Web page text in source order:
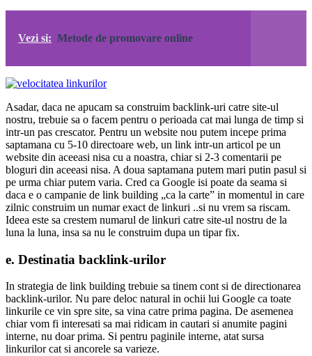
Vezi si: Metode de promovare online
Asadar, daca ne apucam sa construim backlink-uri catre site-ul
nostru, trebuie sa o facem pentru o perioada cat mai lunga de timp si
intr-un pas crescator. Pentru un website nou putem incepe prima
saptamana cu 5-10 directoare web, un link intr-un articol pe un
website din aceeasi nisa cu a noastra, chiar si 2-3 comentarii pe
bloguri din aceeasi nisa. A doua saptamana putem mari putin pasul si
pe urma chiar putem varia. Cred ca Google isi poate da seama si
daca e o campanie de link building „ca la carte” in momentul in care
zilnic construim un numar exact de linkuri ..si nu vrem sa riscam.
Ideea este sa crestem numarul de linkuri catre site-ul nostru de la
luna la luna, insa sa nu le construim dupa un tipar fix.
e. Destinatia backlink-urilor
In strategia de link building trebuie sa tinem cont si de directionarea
backlink-urilor. Nu pare deloc natural in ochii lui Google ca toate
linkurile ce vin spre site, sa vina catre prima pagina. De asemenea
chiar vom fi interesati sa mai ridicam in cautari si anumite pagini
interne, nu doar prima. Si pentru paginile interne, atat sursa
linkurilor cat si ancorele sa varieze.